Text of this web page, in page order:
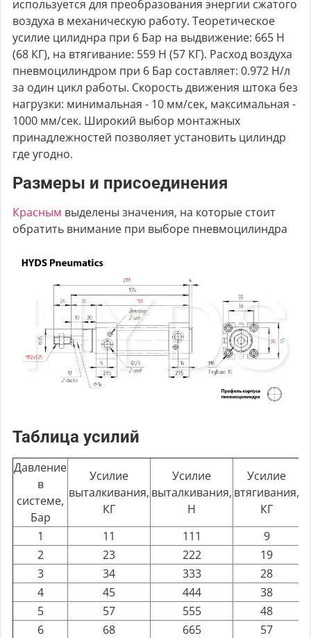
используется для преобразования энергии сжатого
воздуха в механическую работу. Теоретическое
усилие цилиднра при 6 Бар на выдвижение: 665 Н
(68 КГ), на втягивание: 559 Н (57 КГ). Расход воздуха
пневмоцилиндром при 6 Бар составляет: 0.972 Н/л
за один цикл работы. Скорость движения штока без
нагрузки: минимальная - 10 мм/сек, максимальная -
1000 мм/сек. Широкий выбор монтажных
принадлежностей позволяет установить цилиндр
где угодно.
Размеры и присоединения
Красным выделены значения, на которые стоит
обратить внимание при выборе пневмоцилиндра
Таблица усилий
Давление
в
системе,
Бар
Усилие
выталкивания,
КГ
Усилие
выталкивания,
Н
Усилие
втягивания,
КГ
1 11 111
9
2
23 222
19
3
34 333
28
4
45 444
38
5
57 555
48
6
68 665
57